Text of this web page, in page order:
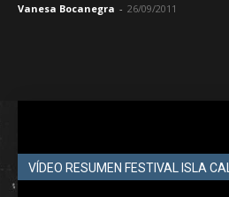
Vanesa Bocanegra - 26/09/2011
VÍDEO RESUMEN FESTIVAL ISLA